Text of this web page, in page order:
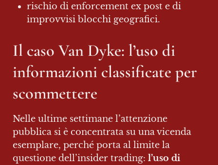
rischio di enforcement ex post e di
improvvisi blocchi geografici.
Il caso Van Dyke: l’uso di
informazioni classificate per
scommettere
Nelle ultime settimane l’attenzione
pubblica si è concentrata su una vicenda
esemplare, perché porta al limite la
questione dell’insider trading: l’uso di